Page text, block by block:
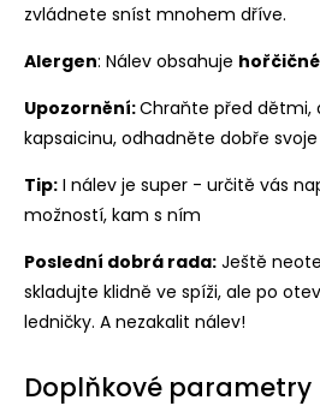
zvládnete sníst mnohem dříve.
Alergen: Nálev obsahuje
Upozornění:Chraňte před dětmi,
kapsaicinu, odhadněte dobře
Tip: I nálev je super - určitě vás
možností, kam s ním
Poslední dobrá rada: Ještě
skladujte klidně ve spíži, ale po
ledničky. A nezakalit nálev!
Doplňkové parametry